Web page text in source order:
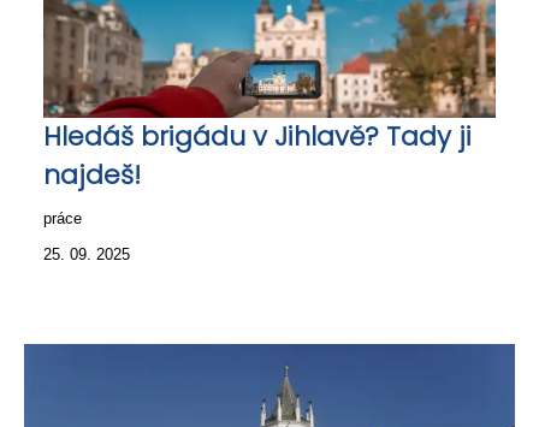
Hledáš brigádu v Jihlavě? Tady ji
najdeš!
práce
25. 09. 2025